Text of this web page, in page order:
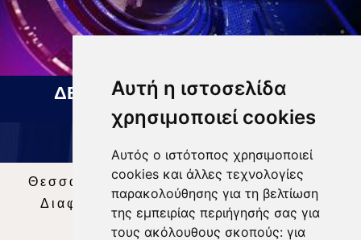
Αυτή η ιστοσελίδα
χρησιμοποιεί cookies
Αυτός ο ιστότοπος χρησιμοποιεί
cookies και άλλες τεχνολογίες
παρακολούθησης για τη βελτίωση
της εμπειρίας περιήγησής σας για
τους ακόλουθους σκοπούς: για
ΔΕΛΤΙΟ ΕΙΔΗΣΕΩΝ 07 08 2026
Θεσσαλία Τηλεόραση|SNG Services
Διαφήμιση | Όροι Χρήσης |Δήλωση
Απορρήτου |
Περιεχόμενο